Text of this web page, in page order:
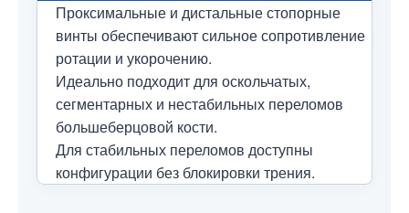
Проксимальные и дистальные стопорные
винты обеспечивают сильное сопротивление
ротации и укорочению.
Идеально подходит для оскольчатых,
сегментарных и нестабильных переломов
большеберцовой кости.
Для стабильных переломов доступны
конфигурации без блокировки трения.